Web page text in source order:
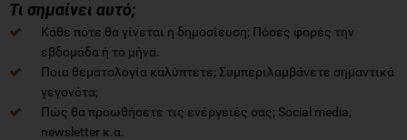
Τι σημαίνει αυτό;
Κάθε πότε θα γίνεται η δημοσίευση; Πόσες φορές την
εβδομάδα ή το μήνα.
Ποια θεματολογία καλύπτετε; Συμπεριλαμβάνετε σημαντικά
γεγονότα;
Πώς θα προωθήσετε τις ενέργειές σας; Social media,
newsletter κ.α.